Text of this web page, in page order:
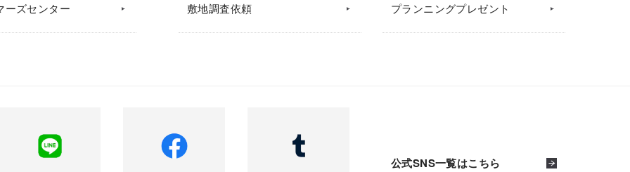
ーズセンター 敷地調査依頼 プランニングプレゼント
公式SNS一覧はこちら